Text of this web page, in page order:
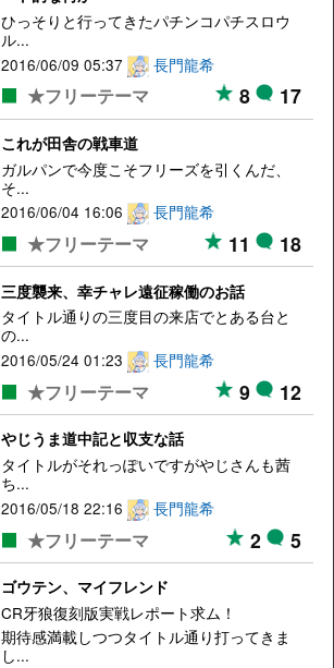
ひっそりと行ってきたパチンコパチスロウ
ル...
2016/06/09 05:37
長門龍希
★フリーテーマ 8 17
これが田舎の戦車道
ガルパンで今度こそフリーズを引くんだ、
そ...
2016/06/04 16:06
長門龍希
★フリーテーマ 11 18
三度襲来、幸チャレ遠征稼働のお話
タイトル通りの三度目の来店でとある台と
の...
2016/05/24 01:23
長門龍希
★フリーテーマ 9 12
やじうま道中記と収支な話
タイトルがそれっぽいですがやじさんも茜
ち...
2016/05/18 22:16
長門龍希
★フリーテーマ 2 5
ゴウテン、マイフレンド
CR牙狼復刻版実戦レポート求ム！
期待感満載しつつタイトル通り打ってきま
し...